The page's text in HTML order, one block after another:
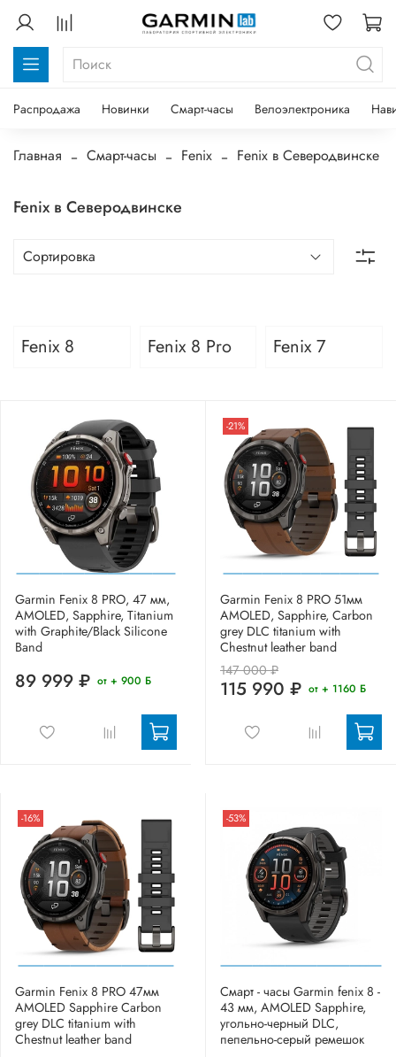
Распродажа Новинки Смарт-часы Велоэлектроника
Главная Смарт-часы Fenix Fenix в Северодвинске
Fenix в Северодвинске
Fenix 8 Fenix 8 Pro Fenix 7
Garmin Fenix 8 PRO, 47 мм,
AMOLED, Sapphire, Titanium
with Graphite/Black Silicone
Band
89 999 ₽ от + 900 Б
-21%
Garmin Fenix 8 PRO 51мм
AMOLED, Sapphire, Carbon
grey DLC titanium with
Chestnut leather band
147 000 ₽
115 990 ₽ от + 1160 Б
-16%
Garmin Fenix 8 PRO 47мм
AMOLED Sapphire Carbon
grey DLC titanium with
Chestnut leather band
-53%
Смарт - часы Garmin fenix 8 -
43 мм, AMOLED Sapphire,
угольно-черный DLC,
пепельно-серый ремешок